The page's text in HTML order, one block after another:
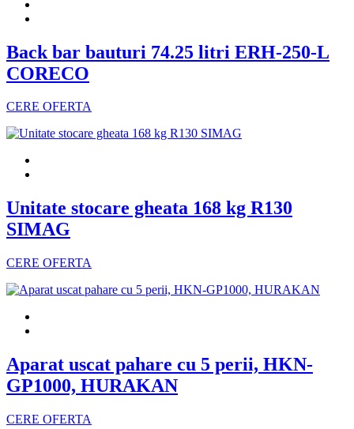
Back bar bauturi 74.25 litri ERH-250-L
CORECO
CERE OFERTA
Unitate stocare gheata 168 kg R130
SIMAG
CERE OFERTA
Aparat uscat pahare cu 5 perii, HKN-
GP1000, HURAKAN
CERE OFERTA